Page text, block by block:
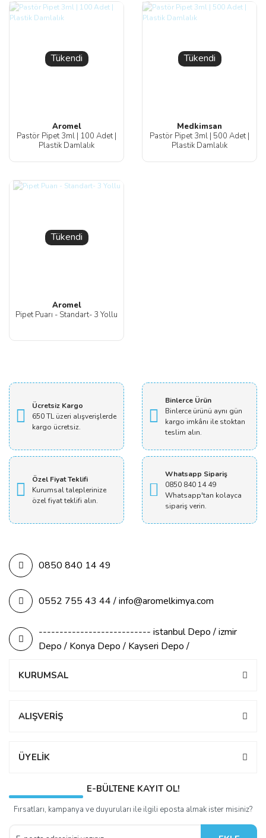
Tükendi
Aromel
Pastör Pipet 3ml | 100 Adet |
Plastik Damlalık
Tükendi
Medkimsan
Pastör Pipet 3ml | 500 Adet |
Plastik Damlalık
Tükendi
Aromel
Pipet Puarı - Standart- 3 Yollu
Ücretsiz Kargo
650 TL üzeri alışverişlerde
kargo ücretsiz.
Binlerce Ürün
Binlerce ürünü aynı gün
kargo imkânı ile stoktan
teslim alın.
Özel Fiyat Teklifi
Kurumsal taleplerinize
özel fiyat teklifi alın.
Whatsapp Sipariş
0850 840 14 49
Whatsapp'tan kolayca
sipariş verin.
0850 840 14 49
0552 755 43 44 / info@aromelkimya.com
--------------------------- istanbul Depo / izmir
Depo / Konya Depo / Kayseri Depo /
KURUMSAL
ALIŞVERİŞ
ÜYELİK
E-BÜLTENE KAYIT OL!
Fırsatları, kampanya ve duyuruları ile ilgili eposta almak ister misiniz?